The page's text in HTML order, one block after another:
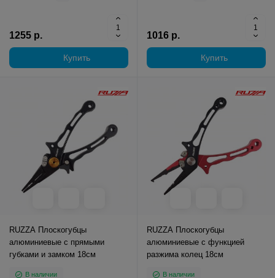
1255 р.
Купить
1016 р.
Купить
RUZZA Плоскогубцы
алюминиевые с прямыми
губками и замком 18см
В наличии
RUZZA Плоскогубцы
алюминиевые с функцией
разжима колец 18см
В наличии